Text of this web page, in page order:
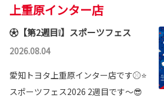
上重原インター店
⚽【第2週目❕】スポーツフェス
2026.08.04
愛知トヨタ上重原インター店です⚾⭐
スポーツフェス2026 2週目です～😎